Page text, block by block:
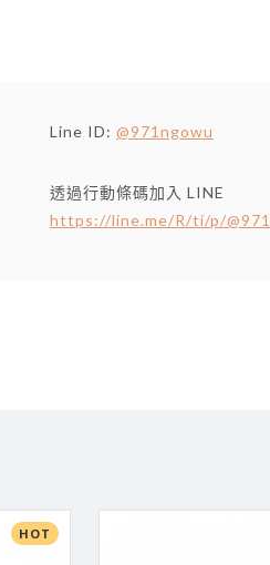
Line ID: @971ngowu
透過行動條碼加入 LINE
https://line.me/R/ti/p/
HOT